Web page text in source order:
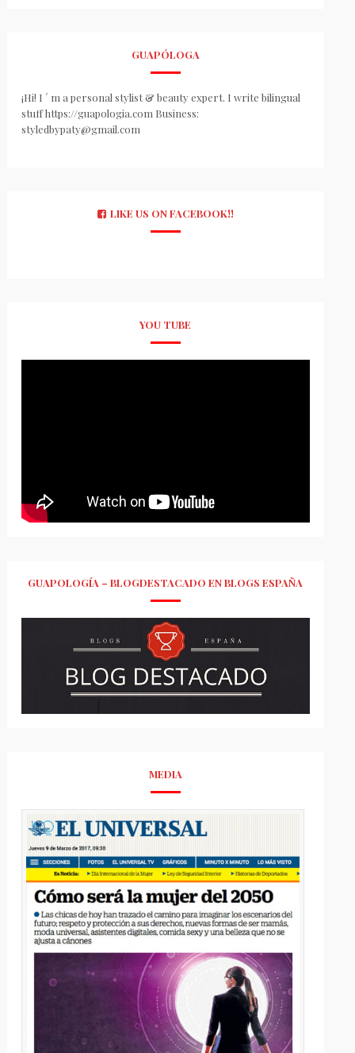
GUAPÓLOGA
¡Hi! I ´ m a personal stylist & beauty expert. I write bilingual
stuff https://guapologia.com Business:
styledbypaty@gmail.com
LIKE US ON FACEBOOK!!
YOU TUBE
GUAPOLOGÍA – BLOGDESTACADO EN BLOGS ESPAÑA
MEDIA